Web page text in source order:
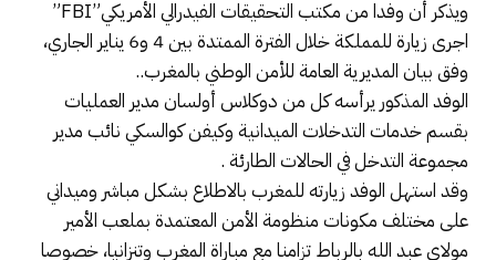
ويذكر أن وفدا من مكتب التحقيقات الفيدرالي الأمريكي”FBI”
اجرى زيارة للمملكة خلال الفترة الممتدة بين 4 و6 يناير الجاري،
وفق بيان المديرية العامة للأمن الوطني بالمغرب..
الوفد المذكور يرأسه كل من دوكلاس أولسان مدير العمليات
بقسم خدمات التدخلات الميدانية وكيفن كوالسكي نائب مدير
مجموعة التدخل في الحالات الطارئة .
وقد استهل الوفد زيارته للمغرب بالاطلاع بشكل مباشر وميداني
على مختلف مكونات منظومة الأمن المعتمدة بملعب الأمير
مولاي عبد الله بالرباط تزامنا مع مباراة المغرب وتنزانيا، خصوصا